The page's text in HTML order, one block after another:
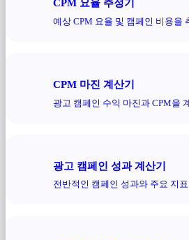
CPM 요율 추정기
예상 CPM 요율 및 캠페인 비용을
CPM 마진 계산기
광고 캠페인 수익 마진과 CPM을
광고 캠페인 성과 계산기
전반적인 캠페인 성과와 주요 지